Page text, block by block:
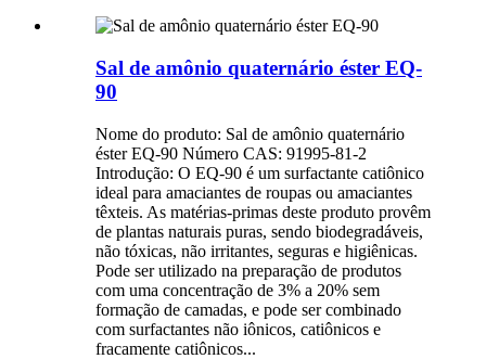
Sal de amônio quaternário éster EQ-
90
Nome do produto: Sal de amônio quaternário
éster EQ-90 Número CAS: 91995-81-2
Introdução: O EQ-90 é um surfactante catiônico
ideal para amaciantes de roupas ou amaciantes
têxteis. As matérias-primas deste produto provêm
de plantas naturais puras, sendo biodegradáveis,
não tóxicas, não irritantes, seguras e higiênicas.
Pode ser utilizado na preparação de produtos
com uma concentração de 3% a 20% sem
formação de camadas, e pode ser combinado
com surfactantes não iônicos, catiônicos e
fracamente catiônicos...